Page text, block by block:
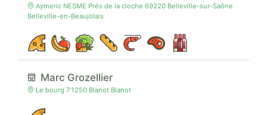
Aymeric NESME Prés de la cloche 69220 Belleville-sur-Saône
Belleville-en-Beaujolais
Marc Grozellier
Le bourg 71250 Blanot Blanot